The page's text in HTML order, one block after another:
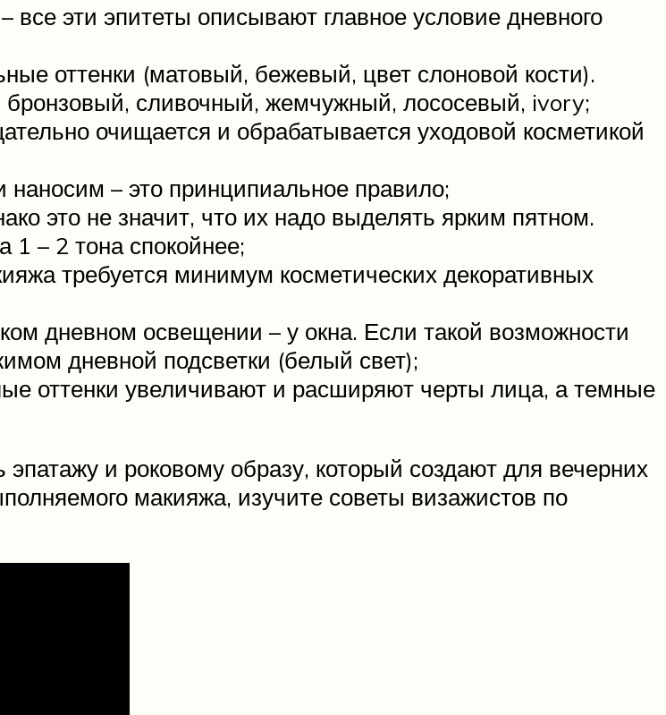
эти эпитеты описывают главное условие дневного
оттенки (матовый, бежевый, цвет слоновой кости).
сливочный, жемчужный, лососевый, ivory;
очищается и обрабатывается уходовой косметикой
– это принципиальное правило;
это не значит, что их надо выделять ярким пятном.
1 – 2 тона спокойнее;
требуется минимум косметических декоративных
дневном освещении – у окна. Если такой возможности
дневной подсветки (белый свет);
оттенки увеличивают и расширяют черты лица, а темные
и роковому образу, который создают для вечерних
макияжа, изучите советы визажистов по